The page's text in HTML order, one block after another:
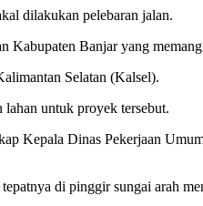
dilakukan pelebaran jalan.
Banjar yang
Selatan (Kalsel).
untuk proyek tersebut.
Kepala Dinas Pekerjaan
di pinggir sungai arah